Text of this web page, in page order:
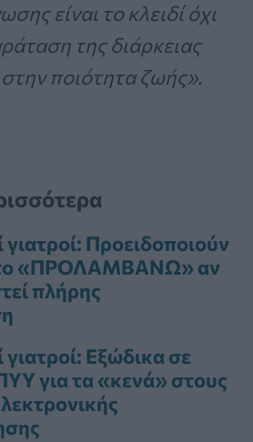
είναι το κλειδί όχι
της διάρκειας
ποιότητα ζωής».
Προειδοποιούν
το «ΠΡΟΛΑΜΒΑΝΩ» αν
πλήρης
Εξώδικα σε
για τα «κενά» στους